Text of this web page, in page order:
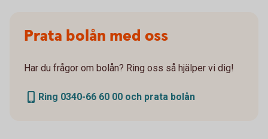
Prata bolån med oss
Har du frågor om bolån? Ring oss så hjälper vi dig!
Ring 0340-66 60 00 och prata bolån